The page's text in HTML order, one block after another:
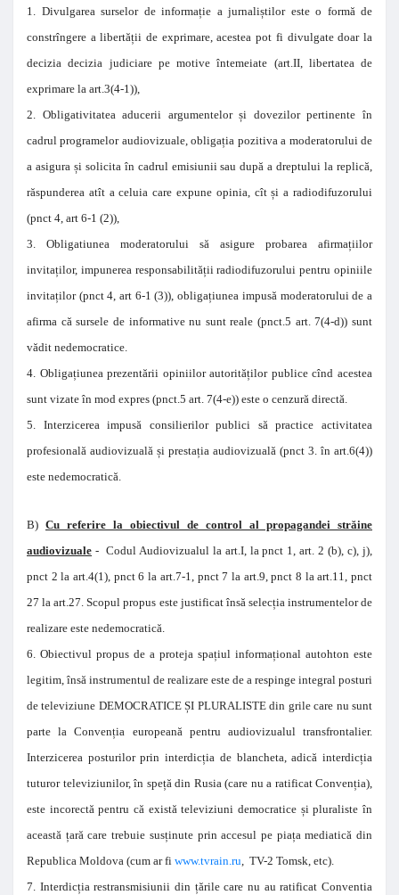
1. Divulgarea surselor de informație a jurnaliștilor este o formă de
constrîngere a libertății de exprimare, acestea pot fi divulgate doar la
decizia decizia judiciare pe motive întemeiate (art.II, libertatea de
exprimare la art.3(4-1)),
2. Obligativitatea aducerii argumentelor și dovezilor pertinente în
cadrul programelor audiovizuale, obligația pozitiva a moderatorului de
a asigura și solicita în cadrul emisiunii sau după a dreptului la replică,
răspunderea atît a celuia care expune opinia, cît și a radiodifuzorului
(pnct 4, art 6-1 (2)),
3. Obligatiunea moderatorului să asigure probarea afirmațiilor
invitaților, impunerea responsabilității radiodifuzorului pentru opiniile
invitaților (pnct 4, art 6-1 (3)), obligațiunea impusă moderatorului de a
afirma că sursele de informative nu sunt reale (pnct.5 art. 7(4-d)) sunt
vădit nedemocratice.
4. Obligațiunea prezentării opiniilor autorităților publice cînd acestea
sunt vizate în mod expres (pnct.5 art. 7(4-e)) este o cenzură directă.
5. Interzicerea impusă consilierilor publici să practice activitatea
profesională audiovizuală și prestația audiovizuală (pnct 3. în art.6(4))
este nedemocratică.
B) Cu referire la obiectivul de control al propagandei străine
audiovizuale - Codul Audiovizualul la art.I, la pnct 1, art. 2 (b), c), j),
pnct 2 la art.4(1), pnct 6 la art.7-1, pnct 7 la art.9, pnct 8 la art.11, pnct
27 la art.27. Scopul propus este justificat însă selecția instrumentelor de
realizare este nedemocratică.
6. Obiectivul propus de a proteja spațiul informațional autohton este
legitim, însă instrumentul de realizare este de a respinge integral posturi
de televiziune DEMOCRATICE ȘI PLURALISTE din grile care nu sunt
parte la Convenția europeană pentru audiovizualul transfrontalier.
Interzicerea posturilor prin interdicția de blancheta, adică interdicția
tuturor televiziunilor, în speță din Rusia (care nu a ratificat Convenția),
este incorectă pentru că există televiziuni democratice și pluraliste în
această țară care trebuie susținute prin accesul pe piața mediatică din
Republica Moldova (cum ar fi www.tvrain.ru, TV-2 Tomsk, etc).
7. Interdicția restransmisiunii din țările care nu au ratificat Conventia